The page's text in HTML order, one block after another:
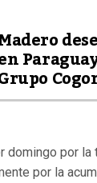
por la
por la